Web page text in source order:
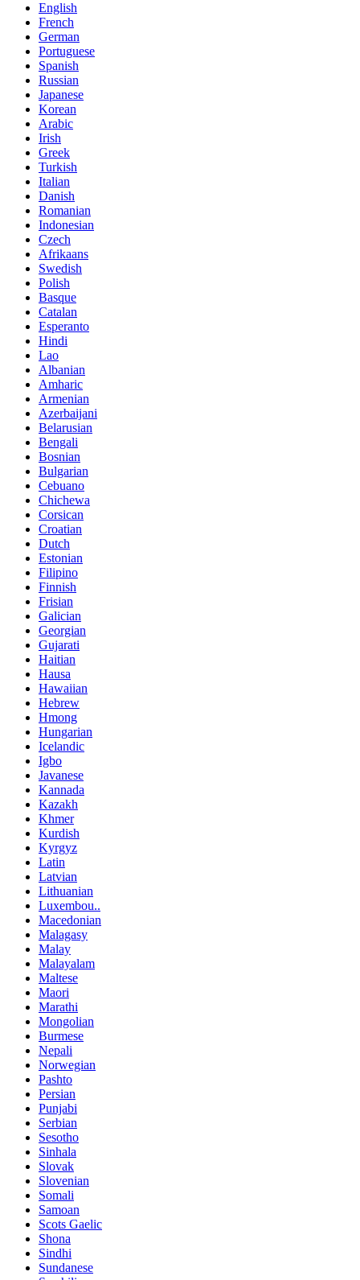
English
French
German
Portuguese
Spanish
Russian
Japanese
Korean
Arabic
Irish
Greek
Turkish
Italian
Danish
Romanian
Indonesian
Czech
Afrikaans
Swedish
Polish
Basque
Catalan
Esperanto
Hindi
Lao
Albanian
Amharic
Armenian
Azerbaijani
Belarusian
Bengali
Bosnian
Bulgarian
Cebuano
Chichewa
Corsican
Croatian
Dutch
Estonian
Filipino
Finnish
Frisian
Galician
Georgian
Gujarati
Haitian
Hausa
Hawaiian
Hebrew
Hmong
Hungarian
Icelandic
Igbo
Javanese
Kannada
Kazakh
Khmer
Kurdish
Kyrgyz
Latin
Latvian
Lithuanian
Luxembou..
Macedonian
Malagasy
Malay
Malayalam
Maltese
Maori
Marathi
Mongolian
Burmese
Nepali
Norwegian
Pashto
Persian
Punjabi
Serbian
Sesotho
Sinhala
Slovak
Slovenian
Somali
Samoan
Scots Gaelic
Shona
Sindhi
Sundanese